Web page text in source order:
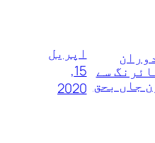
سے
جاں بحق
اپریل
15,
2020